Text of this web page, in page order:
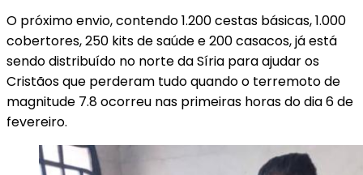
O próximo envio, contendo 1.200 cestas básicas, 1.000
cobertores, 250 kits de saúde e 200 casacos, já está
sendo distribuído no norte da Síria para ajudar os
Cristãos que perderam tudo quando o terremoto de
magnitude 7.8 ocorreu nas primeiras horas do dia 6 de
fevereiro.